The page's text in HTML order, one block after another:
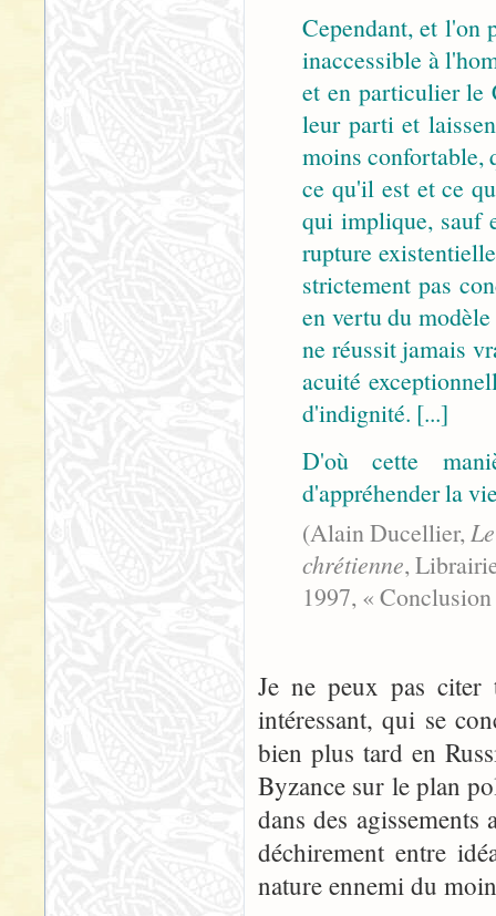
Cependant, et l'on
inaccessible à
et en particulier le
leur parti et
moins confortable,
ce qu'il est et ce
qui implique, sauf
rupture
strictement pas
en vertu du
ne réussit jamais
acuité
d'indignité. [...]
D'où cette
d'appréhender la
(Alain Ducellier,
chrétienne,
1997, «
Je ne peux pas citer
intéressant, qui se
bien plus tard en
Byzance sur le plan
dans des
déchirement entre
nature ennemi du